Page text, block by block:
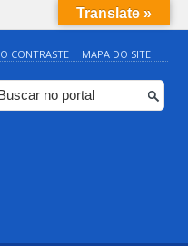
Simplifique!
Comunica BR
Participe
CONTRASTE MAPA DO SITE
Translate »